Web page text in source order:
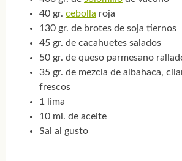
40 gr. cebolla roja
130 gr. de brotes de soja tiernos
45 gr. de cacahuetes salados
50 gr. de queso parmesano
35 gr. de mezcla de albahaca,
frescos
1 lima
10 ml. de aceite
Sal al gusto